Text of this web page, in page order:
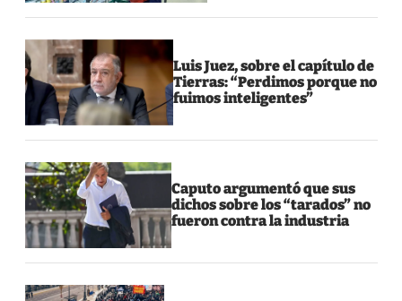
Luis Juez, sobre el capítulo de
Tierras: “Perdimos porque no
fuimos inteligentes”
Caputo argumentó que sus
dichos sobre los “tarados” no
fueron contra la industria